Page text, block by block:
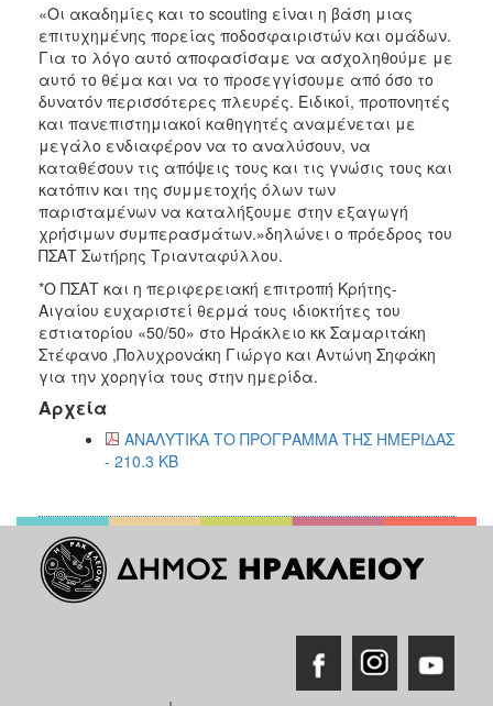
«Οι ακαδημίες και το scouting είναι η βάση μιας
επιτυχημένης πορείας ποδοσφαιριστών και ομάδων.
Για το λόγο αυτό αποφασίσαμε να ασχοληθούμε με
αυτό το θέμα και να το προσεγγίσουμε από όσο το
δυνατόν περισσότερες πλευρές. Ειδικοί, προπονητές
και πανεπιστημιακοί καθηγητές αναμένεται με
μεγάλο ενδιαφέρον να το αναλύσουν, να
καταθέσουν τις απόψεις τους και τις γνώσις τους και
κατόπιν και της συμμετοχής όλων των
παρισταμένων να καταλήξουμε στην εξαγωγή
χρήσιμων συμπερασμάτων.»δηλώνει ο πρόεδρος του
ΠΣΑΤ Σωτήρης Τριανταφύλλου.
*Ο ΠΣΑΤ και η περιφερειακή επιτροπή Κρήτης-
Αιγαίου ευχαριστεί θερμά τους ιδιοκτήτες του
εστιατορίου «50/50» στο Ηράκλειο κκ Σαμαριτάκη
Στέφανο ,Πολυχρονάκη Γιώργο και Αντώνη Σηφάκη
για την χορηγία τους στην ημερίδα.
Αρχεία
ΑΝΑΛΥΤΙΚΑ ΤΟ ΠΡΟΓΡΑΜΜΑ ΤΗΣ ΗΜΕΡΙΔΑΣ
- 210.3 KB